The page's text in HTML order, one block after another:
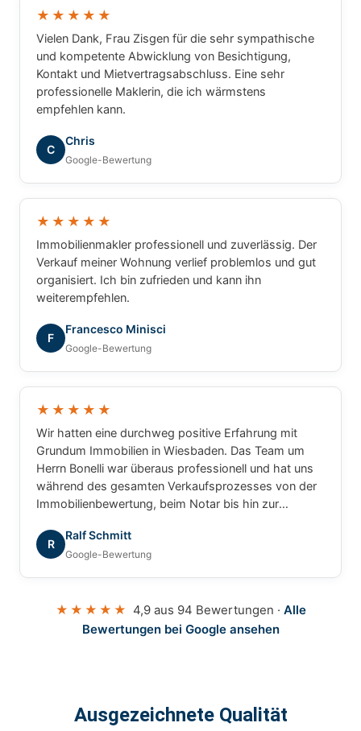
★★★★★
Vielen Dank, Frau Zisgen für die sehr sympathische
und kompetente Abwicklung von Besichtigung,
Kontakt und Mietvertragsabschluss. Eine sehr
professionelle Maklerin, die ich wärmstens
empfehlen kann.
C
Chris
Google-Bewertung
★★★★★
Immobilienmakler professionell und zuverlässig. Der
Verkauf meiner Wohnung verlief problemlos und gut
organisiert. Ich bin zufrieden und kann ihn
weiterempfehlen.
F
Francesco Minisci
Google-Bewertung
★★★★★
Wir hatten eine durchweg positive Erfahrung mit
Grundum Immobilien in Wiesbaden. Das Team um
Herrn Bonelli war überaus professionell und hat uns
während des gesamten Verkaufsprozesses von der
Immobilienbewertung, beim Notar bis hin zur
gestanden. Nochmals vielen Dank für die tolle
Zusammenarbeit. Beste Grüße
R
Ralf Schmitt
Google-Bewertung
★★★★★ 4,9 aus 94 Bewertungen · Alle
Bewertungen bei Google ansehen
Ausgezeichnete Qualität